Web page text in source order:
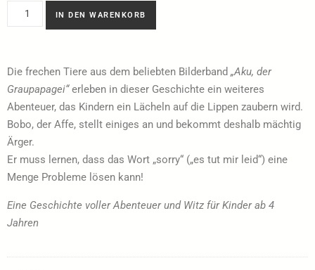
IN DEN WARENKORB
Die frechen Tiere aus dem beliebten Bilderband „Aku, der
Graupapagei“erleben in dieser Geschichte ein weiteres
Abenteuer, das Kindern ein Lächeln auf die Lippen zaubern wird.
Bobo, der Affe, stellt einiges an und bekommt deshalb mächtig
Ärger.
Er muss lernen, dass das Wort „sorry“ („es tut mir leid“) eine
Menge Probleme lösen kann!
Eine Geschichte voller Abenteuer und Witz für Kinder ab 4
Jahren